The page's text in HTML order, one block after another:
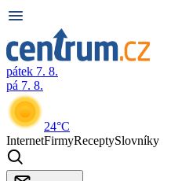
pátek 7. 8.
pá 7. 8.
24°C
InternetFirmyReceptySlovníky